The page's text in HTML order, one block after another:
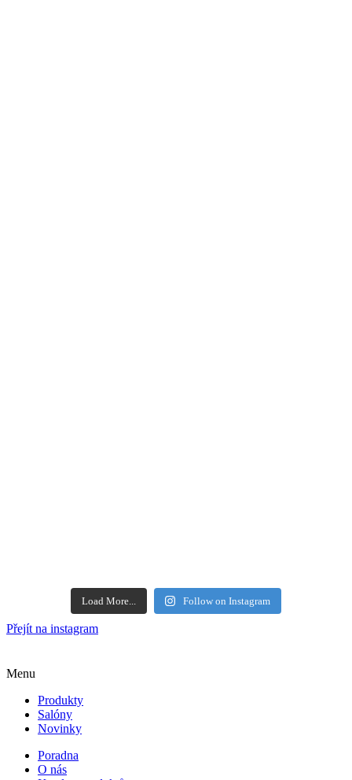
Load More... Follow on Instagram
Přejít na instagram
Menu
Produkty
Salóny
Novinky
Poradna
O nás